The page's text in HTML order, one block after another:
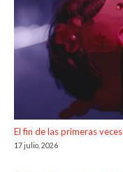
El fin de las primeras veces
17 julio, 2026